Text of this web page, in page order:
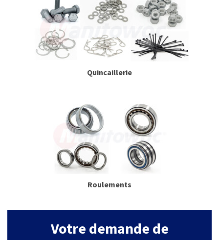
Quincaillerie
Roulements
Votre demande de